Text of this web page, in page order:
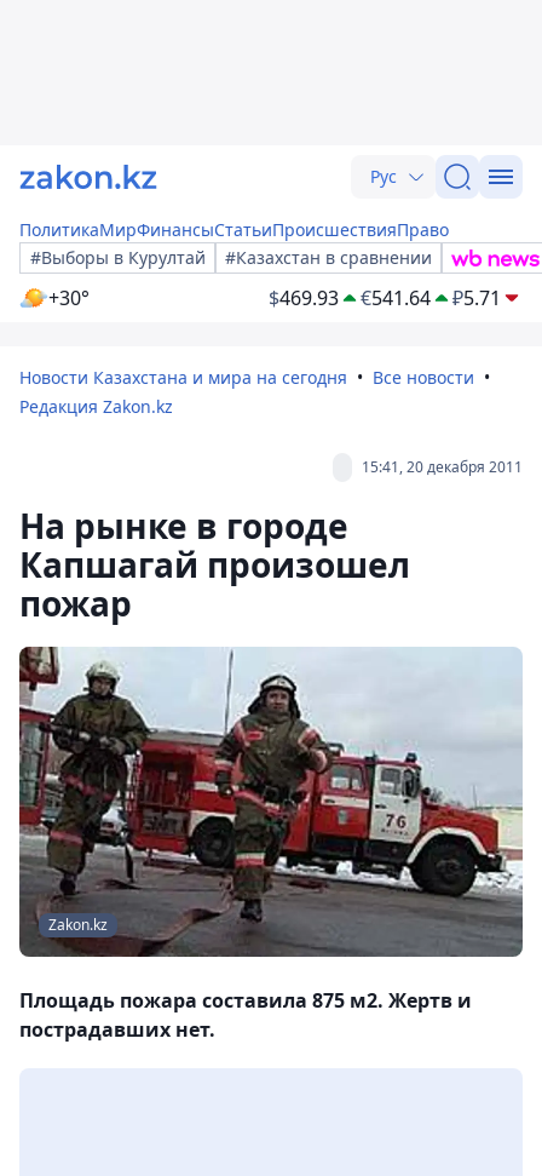
Рус
ПолитикаМирФинансыСтатьиПроисшествияПраво
#Выборы в Курултай
#Казахстан в сравнении
+30° $469.93 €541.64 ₽5.71
Новости Казахстана и мира на сегодня
Все новости
Редакция Zakon.kz
15:41, 20 декабря 2011
На рынке в городе
Капшагай произошел
пожар
Zakon.kz
Площадь пожара составила 875 м2. Жертв и
пострадавших нет.